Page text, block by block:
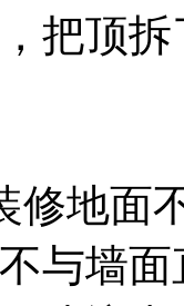
把顶
修地面
与墙